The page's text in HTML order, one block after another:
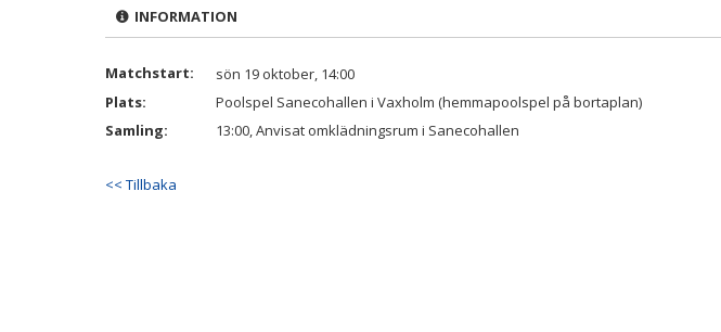
INFORMATION
Matchstart:
sön 19 oktober, 14:00
Plats:
Poolspel Sanecohallen i Vaxholm (hemmapoolspel på bortaplan)
Samling:
13:00, Anvisat omklädningsrum i Sanecohallen
<< Tillbaka